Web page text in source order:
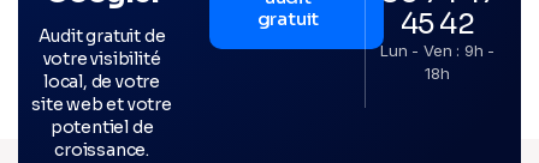
Audit gratuit de
votre visibilité
local, de votre
site web et votre
potentiel de
croissance.
gratuit
45 42
Lun - Ven : 9h -
18h